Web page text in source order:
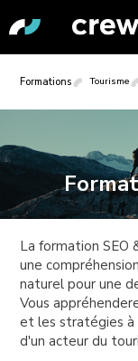
Formations Tourisme
La formation SEO
une
naturel pour une
Vous
et les stratégies à
d'un acteur du